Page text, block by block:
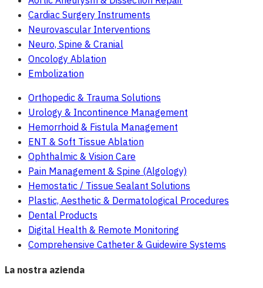
Cardiac Surgery Instruments
Neurovascular Interventions
Neuro, Spine & Cranial
Oncology Ablation
Embolization
Orthopedic & Trauma Solutions
Urology & Incontinence Management
Hemorrhoid & Fistula Management
ENT & Soft Tissue Ablation
Ophthalmic & Vision Care
Pain Management & Spine (Algology)
Hemostatic / Tissue Sealant Solutions
Plastic, Aesthetic & Dermatological Procedures
Dental Products
Digital Health & Remote Monitoring
Comprehensive Catheter & Guidewire Systems
La nostra azienda